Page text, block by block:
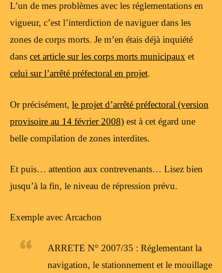
L’un de mes problèmes avec les réglementations en
vigueur, c’est l’interdiction de naviguer dans les
zones de corps morts. Je m’en étais déjà inquiété
dans cet article sur les corps morts municipaux et
celui sur l’arrêté préfectoral en projet.
Or précisément, le projet d’arrêté préfectoral (version
provisoire au 14 février 2008) est à cet égard une
belle compilation de zones interdites.
Et puis… attention aux contrevenants… Lisez bien
jusqu’à la fin, le niveau de répression prévu.
Exemple avec Arcachon
ARRETE N° 2007/35 : Réglementant la
navigation, le stationnement et le mouillage